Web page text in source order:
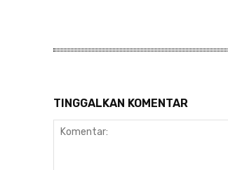
TINGGALKAN KOMENTAR